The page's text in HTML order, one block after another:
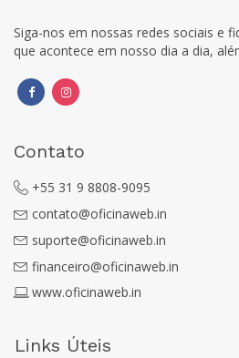
Siga-nos em nossas redes sociais e
que acontece em nosso dia a dia,
Contato
+55 31 9 8808-9095
contato@oficinaweb.in
suporte@oficinaweb.in
financeiro@oficinaweb.in
www.oficinaweb.in
Links Úteis